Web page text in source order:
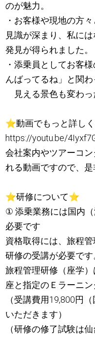
のが魅力。
・お客様や現地の方
見識が深まり、私に
発見が得られました。
・添乗員としてお客
んばってるね」と関わ
見える景色も変わっ
⭐動画でもっと詳し
https://youtu.be/
会社案内やツアーコ
れる動画ですので、
⭐研修について⭐
① 添乗業務には国内
必要です
資格取得には、旅程
研修の受講が必要です
旅程管理研修（座学
座と指定のＥラーニ
（受講費用19,800円
いただきます）
（研修の修了試験は